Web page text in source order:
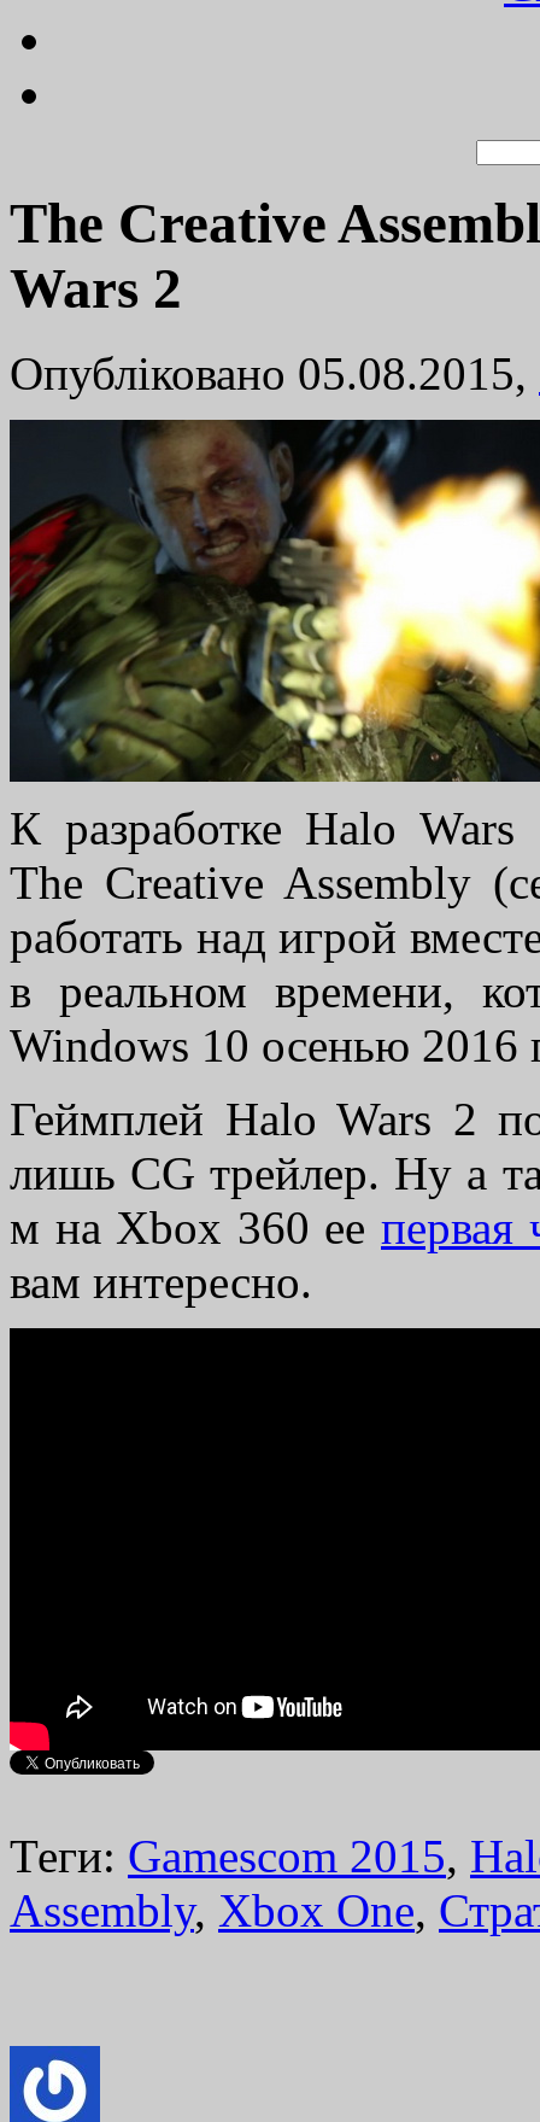
The Creative
Wars 2
Опубліковано 05.08.2015,
К разработке Halo
The Creative Assembly
работать над игрой
в реальном времени,
Windows 10 осенью 2016
Геймплей Halo Wars 2
лишь CG трейлер. Ну а
м на Xbox 360 ее первая
вам интересно.
Теги: Gamescom 2015,
Assembly, Xbox One,